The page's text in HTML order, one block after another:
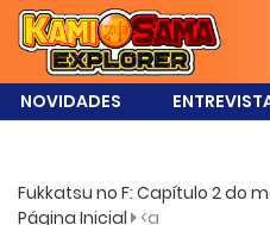
NOVIDADES
Fukkatsu no F: Capítulo 2 do
Página Inicial <a